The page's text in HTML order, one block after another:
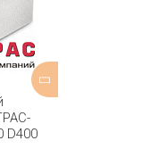
D400